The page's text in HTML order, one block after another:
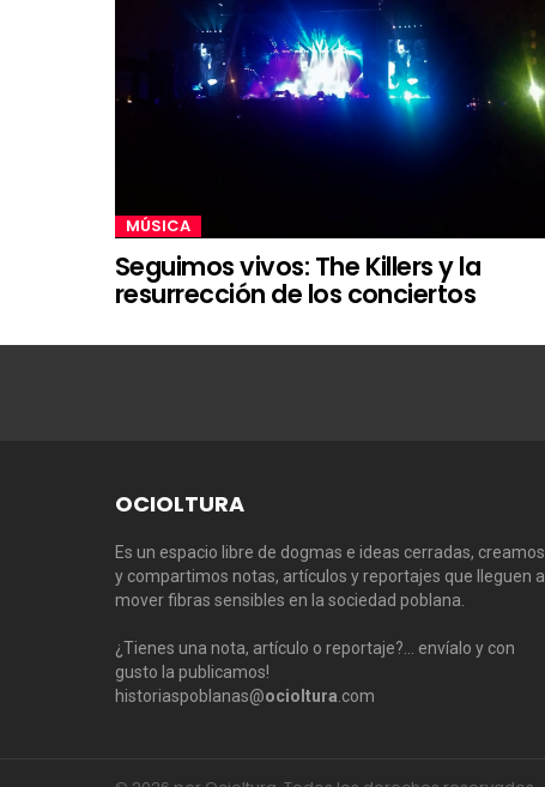
MÚSICA
Seguimos vivos: The Killers y la
resurrección de los conciertos
OCIOLTURA
Es un espacio libre de dogmas e ideas cerradas, creamos
y compartimos notas, artículos y reportajes que lleguen a
mover fibras sensibles en la sociedad poblana.
¿Tienes una nota, artículo o reportaje?… envíalo y con
gusto la publicamos!
historiaspoblanas@ocioltura .com